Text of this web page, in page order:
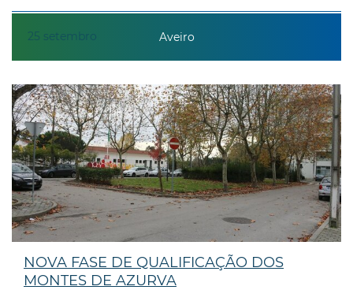
25 setembro Aveiro
NOVA FASE DE QUALIFICAÇÃO DOS
MONTES DE AZURVA